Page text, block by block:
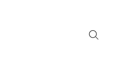
Search
Search